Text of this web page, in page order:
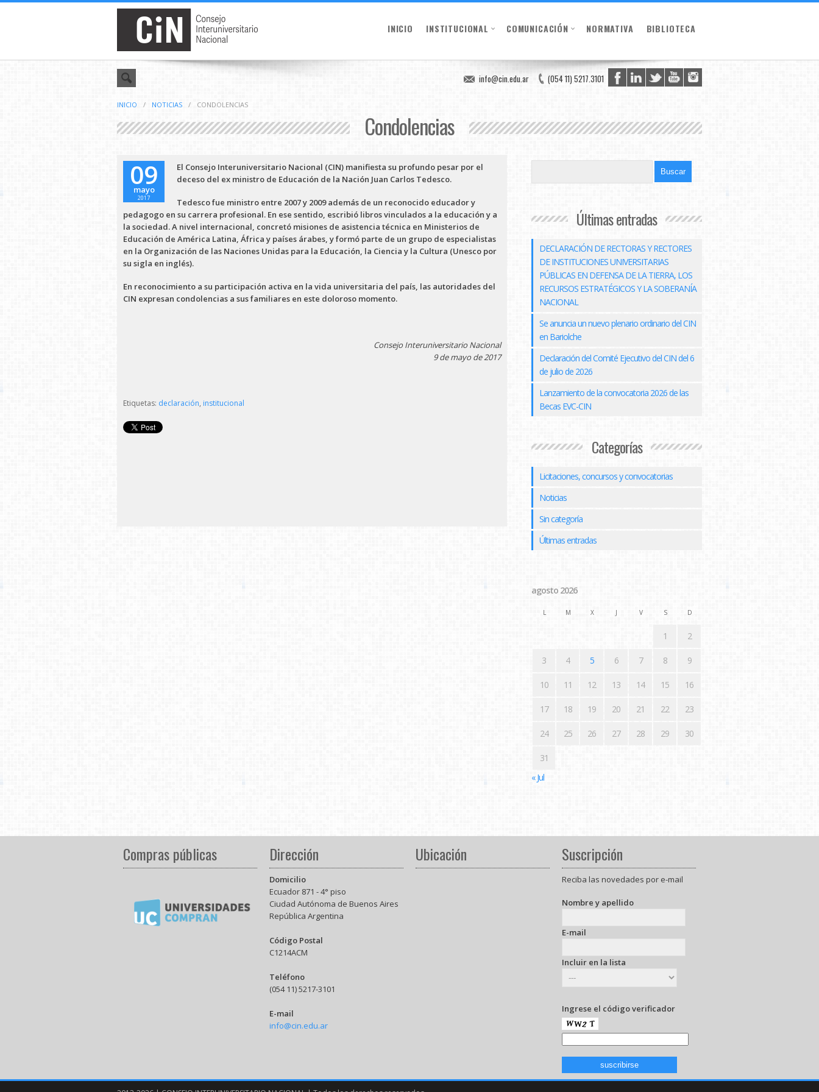
INICIO INSTITUCIONAL COMUNICACIÓN NORMATIVA BIBLIOTECA
(054 11) 5217.3101
info@cin.edu.ar
INICIO / NOTICIAS / CONDOLENCIAS
Condolencias
09
mayo
2017
El Consejo Interuniversitario Nacional (CIN) manifiesta su profundo pesar por el
deceso del ex ministro de Educación de la Nación Juan Carlos Tedesco.
Tedesco fue ministro entre 2007 y 2009 además de un reconocido educador y
pedagogo en su carrera profesional. En ese sentido, escribió libros vinculados a la educación y a
la sociedad. A nivel internacional, concretó misiones de asistencia técnica en Ministerios de
Educación de América Latina, África y países árabes, y formó parte de un grupo de especialistas
en la Organización de las Naciones Unidas para la Educación, la Ciencia y la Cultura (Unesco por
su sigla en inglés).
En reconocimiento a su participación activa en la vida universitaria del país, las autoridades del
CIN expresan condolencias a sus familiares en este doloroso momento.
Consejo Interuniversitario Nacional
9 de mayo de 2017
Etiquetas: declaración, institucional
Últimas entradas
DECLARACIÓN DE RECTORAS Y RECTORES
DE INSTITUCIONES UNIVERSITARIAS
PÚBLICAS EN DEFENSA DE LA TIERRA, LOS
RECURSOS ESTRATÉGICOS Y LA SOBERANÍA
NACIONAL
Se anuncia un nuevo plenario ordinario del CIN
en Bariolche
Declaración del Comité Ejecutivo del CIN del 6
de julio de 2026
Lanzamiento de la convocatoria 2026 de las
Becas EVC-CIN
Categorías
Licitaciones, concursos y convocatorias
Noticias
Sin categoría
Últimas entradas
agosto 2026
L M X J V S D
1 2
3 4 5 6 7 8 9
10 11 12 13 14 15 16
17 18 19 20 21 22 23
24 25 26 27 28 29 30
31
« Jul
Compras públicas Dirección
Domicilio
Ecuador 871 - 4° piso
Ciudad Autónoma de Buenos Aires
República Argentina
Código Postal
C1214ACM
Teléfono
(054 11) 5217-3101
E-mail
info@cin.edu.ar
Ubicación Suscripción
Reciba las novedades por e-mail
Nombre y apellido
E-mail
Incluir en la lista
Ingrese el código verificador